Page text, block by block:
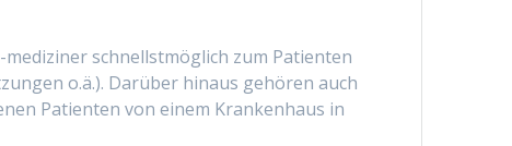
schnellstmöglich zum Patienten
o.ä.). Darüber hinaus gehören auch
Patienten von einem Krankenhaus in